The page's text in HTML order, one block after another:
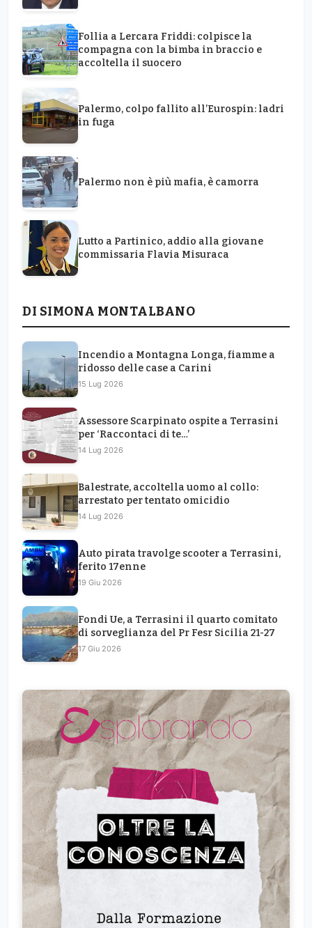
Follia a Lercara Friddi: colpisce la
compagna con la bimba in braccio e
accoltella il suocero
Palermo, colpo fallito all’Eurospin: ladri
in fuga
Palermo non è più mafia, è camorra
Lutto a Partinico, addio alla giovane
commissaria Flavia Misuraca
DI SIMONA MONTALBANO
Incendio a Montagna Longa, fiamme a
ridosso delle case a Carini
15 Lug 2026
Assessore Scarpinato ospite a Terrasini
per ‘Raccontaci di te…’
14 Lug 2026
Balestrate, accoltella uomo al collo:
arrestato per tentato omicidio
14 Lug 2026
Auto pirata travolge scooter a Terrasini,
ferito 17enne
19 Giu 2026
Fondi Ue, a Terrasini il quarto comitato
di sorveglianza del Pr Fesr Sicilia 21-27
17 Giu 2026